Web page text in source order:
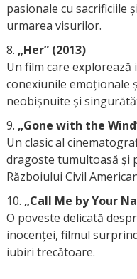
pasionale cu sacrificiile
urmarea visurilor.
„Her” (2013)
Un film care
conexiunile emoționale
neobișnuite și
„Gone with the
Un clasic al
dragoste tumultoasă și
Războiului Civil
„Call Me by Your
O poveste delicată
inocenței, filmul
iubiri trecătoare.